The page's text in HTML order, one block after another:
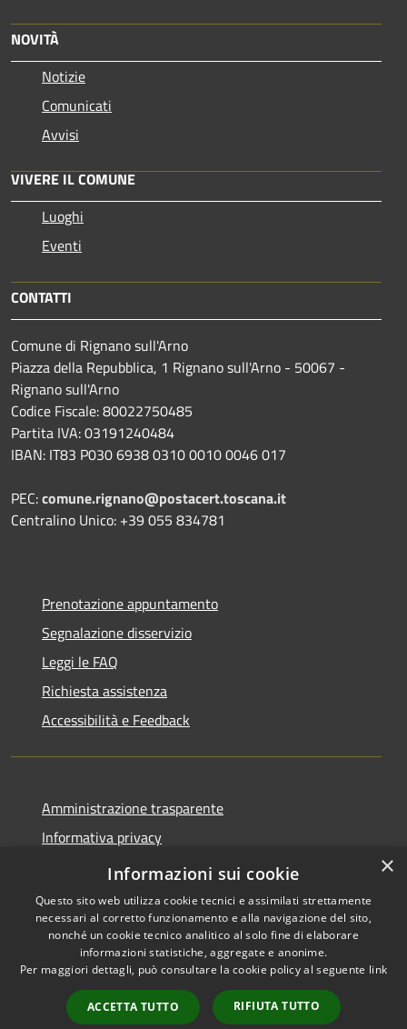
NOVITÀ
Notizie
Comunicati
Avvisi
VIVERE IL COMUNE
Luoghi
Eventi
CONTATTI
Comune di Rignano sull'Arno
Piazza della Repubblica, 1 Rignano sull'Arno - 50067 -
Rignano sull'Arno
Codice Fiscale: 80022750485
Partita IVA: 03191240484
IBAN: IT83 P030 6938 0310 0010 0046 017
PEC:comune.rignano@postacert.toscana.it
Centralino Unico: +39 055 834781
Prenotazione appuntamento
Segnalazione disservizio
Leggi le FAQ
Richiesta assistenza
Accessibilità e Feedback
Amministrazione trasparente
Informativa privacy
Accessibilità
IBAN, CCP, fatturazione
elettronica e altri codici
×
Informazioni sui cookie
Questo sito web utilizza cookie tecnici e assimilati strettamente
necessari al corretto funzionamento e alla navigazione del sito,
nonché un cookie tecnico analitico al solo fine di elaborare
informazioni statistiche, aggregate e anonime.
Per maggiori dettagli, può consultare la cookie policy al seguente link
ACCETTA TUTTO RIFIUTA TUTTO